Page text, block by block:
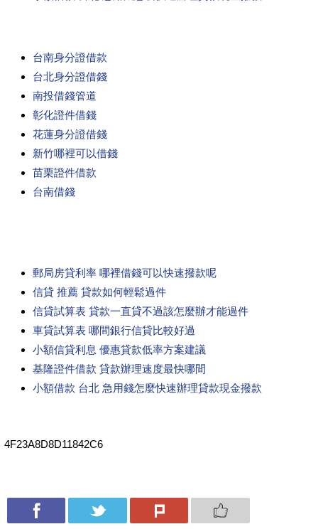
台南身分證借款
台北身分證借錢
南投借錢管道
彰化證件借錢
花蓮身分證借錢
新竹哪裡可以借錢
苗栗證件借款
台南借錢
郵局房貸利率 哪裡借錢可以快速撥款呢
信貸 推薦 貸款如何輕鬆過件
信貸試算表 貸款一直貸不過該怎麼辦才能過件
車貸試算表 哪間銀行信貸比較好過
小額信貸利息 優惠貸款低率方案建議
基隆證件借款 貸款辦理速度最快哪間
小額借款 台北 急用錢怎麼快速辦理貸款現金撥款
4F23A8D8D11842C6